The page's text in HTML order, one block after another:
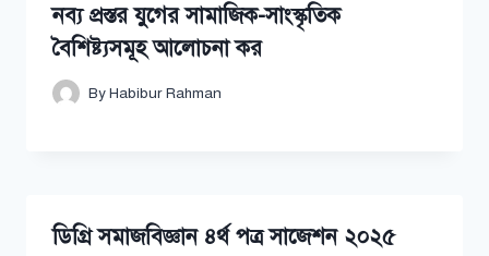
নব্য প্রস্তর যুগের সামাজিক-সাংস্কৃতিক
বৈশিষ্ট্যসমূহ আলোচনা কর
ByHabibur Rahman
ডিগ্রি সমাজবিজ্ঞান ৪র্থ পত্র সাজেশন ২০২৫